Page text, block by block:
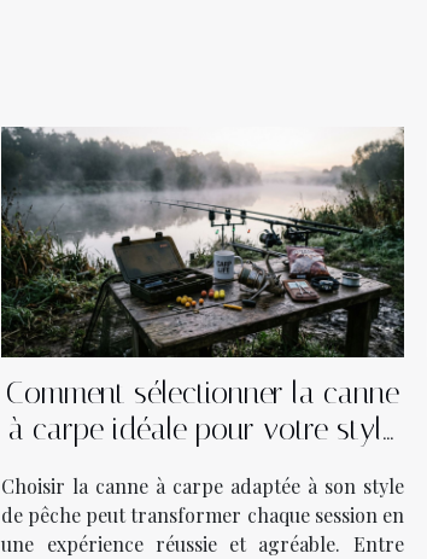
Comment sélectionner la canne
à carpe idéale pour votre style
Choisir la canne à carpe adaptée à son style
de pêche peut transformer chaque session en
une expérience réussie et agréable. Entre